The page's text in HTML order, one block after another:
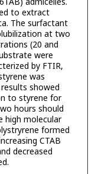
to extract
The surfactant
at two
(20 and
were
by FTIR,
was
showed
to styrene for
hours should
high molecular
formed
CTAB
decreased